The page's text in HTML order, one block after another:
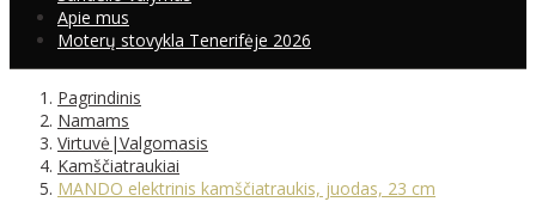
Apie mus
Moterų stovykla Tenerifėje 2026
Pagrindinis
Namams
Virtuvė|Valgomasis
Kamščiatraukiai
MANDO elektrinis kamščiatraukis, juodas, 23 cm